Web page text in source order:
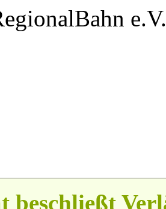
e.V.
beschließt